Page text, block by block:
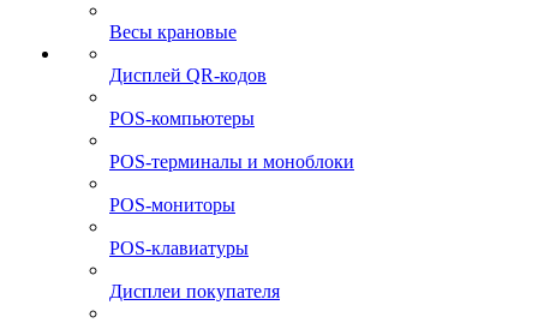
Весы крановые
Дисплей QR-кодов
POS-компьютеры
POS-терминалы и моноблоки
POS-мониторы
POS-клавиатуры
Дисплеи покупателя